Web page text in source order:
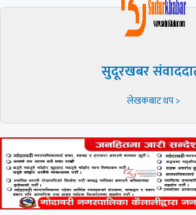
सुदूरखबर
लेखकबाट थप >